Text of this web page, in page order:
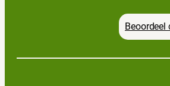
Beoordeel